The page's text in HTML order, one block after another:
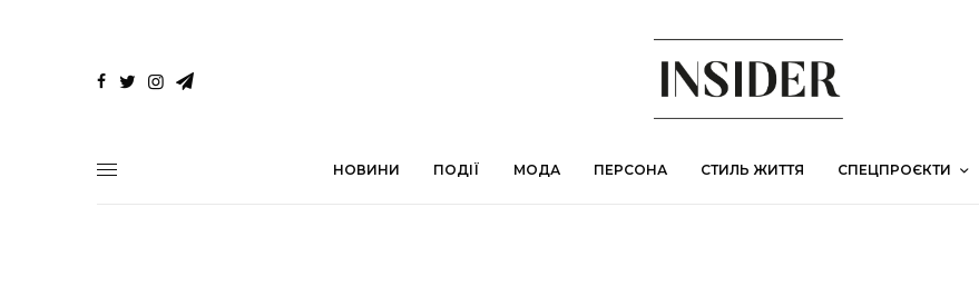
НОВИНИ ПОДІЇ МОДА ПЕРСОНА СТИЛЬ ЖИТТЯ СПЕЦПРОЄКТИ